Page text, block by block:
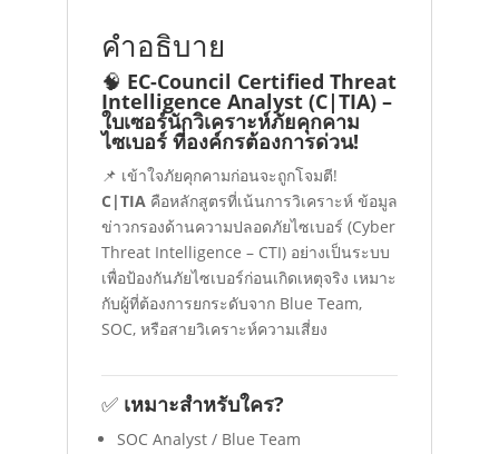
คำอธิบาย
🧠 EC-Council Certified Threat
Intelligence Analyst (C|TIA) –
ใบเซอร์นักวิเคราะห์ภัยคุกคาม
ไซเบอร์ ที่องค์กรต้องการด่วน!
📌 เข้าใจภัยคุกคามก่อนจะถูกโจมตี!
C|TIAคือหลักสูตรที่เน้นการวิเคราะห์ ข้อมูล
ข่าวกรองด้านความปลอดภัยไซเบอร์ (Cyber
Threat Intelligence – CTI) อย่างเป็นระบบ
เพื่อป้องกันภัยไซเบอร์ก่อนเกิดเหตุจริง เหมาะ
กับผู้ที่ต้องการยกระดับจาก Blue Team,
SOC, หรือสายวิเคราะห์ความเสี่ยง
✅ เหมาะสำหรับใคร?
SOC Analyst / Blue Team